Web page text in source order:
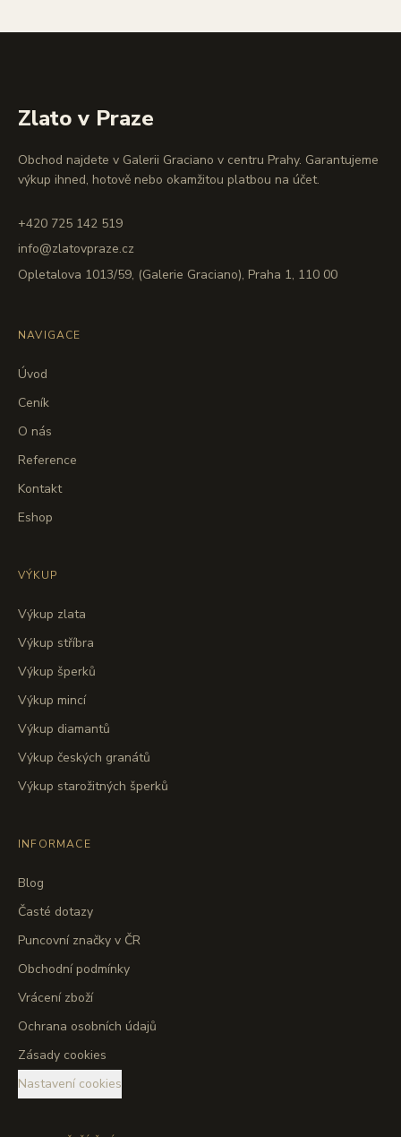
Zlato v Praze
Obchod najdete v Galerii Graciano v centru Prahy. Garantujeme
výkup ihned, hotově nebo okamžitou platbou na účet.
+420 725 142 519
info@zlatovpraze.cz
Opletalova 1013/59, (Galerie Graciano), Praha 1, 110 00
NAVIGACE
Úvod
Ceník
O nás
Reference
Kontakt
Eshop
VÝKUP
Výkup zlata
Výkup stříbra
Výkup šperků
Výkup mincí
Výkup diamantů
Výkup českých granátů
Výkup starožitných šperků
INFORMACE
Blog
Časté dotazy
Puncovní značky v ČR
Obchodní podmínky
Vrácení zboží
Ochrana osobních údajů
Zásady cookies
Nastavení cookies